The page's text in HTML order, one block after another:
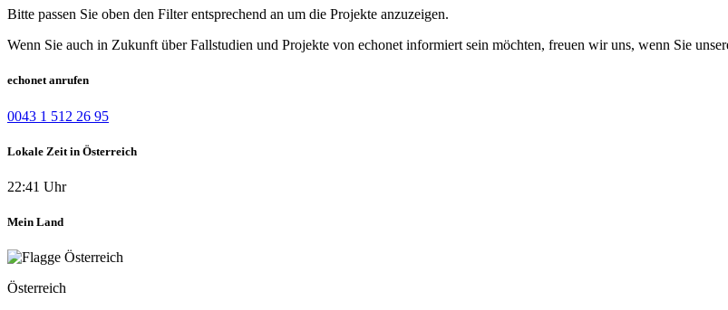
Bitte passen Sie oben den Filter entsprechend an um die Projekte anzuzeigen.
Wenn Sie auch in Zukunft über Fallstudien und Projekte von echonet informiert sein möchten, freuen wir uns, wenn Sie
echonet anrufen
0043 1 512 26 95
Lokale Zeit in Österreich
22:41 Uhr
Mein Land
Österreich